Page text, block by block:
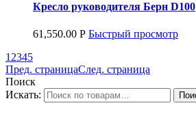
Кресло руководителя Берн D100
61,550.00 Р Быстрый просмотр
1 2345
Пред. страницаСлед. страница
Поиск
Искать: